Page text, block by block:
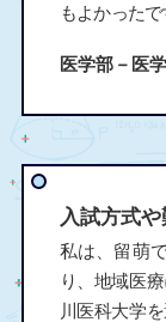
もよかったで
医学部－医
入試方式
私は、留萌
り、地域医
川医科大学